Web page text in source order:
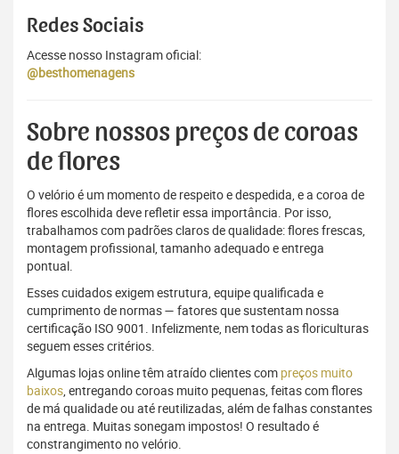
Redes Sociais
Acesse nosso Instagram oficial:
@besthomenagens
Sobre nossos preços de coroas
de flores
O velório é um momento de respeito e despedida, e a coroa de
flores escolhida deve refletir essa importância. Por isso,
trabalhamos com padrões claros de qualidade: flores frescas,
montagem profissional, tamanho adequado e entrega
pontual.
Esses cuidados exigem estrutura, equipe qualificada e
cumprimento de normas — fatores que sustentam nossa
certificação ISO 9001. Infelizmente, nem todas as floriculturas
seguem esses critérios.
Algumas lojas online têm atraído clientes com preços muito
baixos, entregando coroas muito pequenas, feitas com flores
de má qualidade ou até reutilizadas, além de falhas constantes
na entrega. Muitas sonegam impostos! O resultado é
constrangimento no velório.